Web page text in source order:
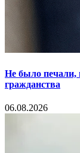
Не было печали,
гражданства
06.08.2026